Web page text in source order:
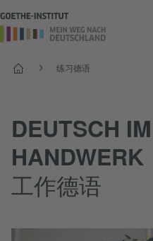
首页 练习德语
DEUTSCH IM
HANDWERK
工作德语